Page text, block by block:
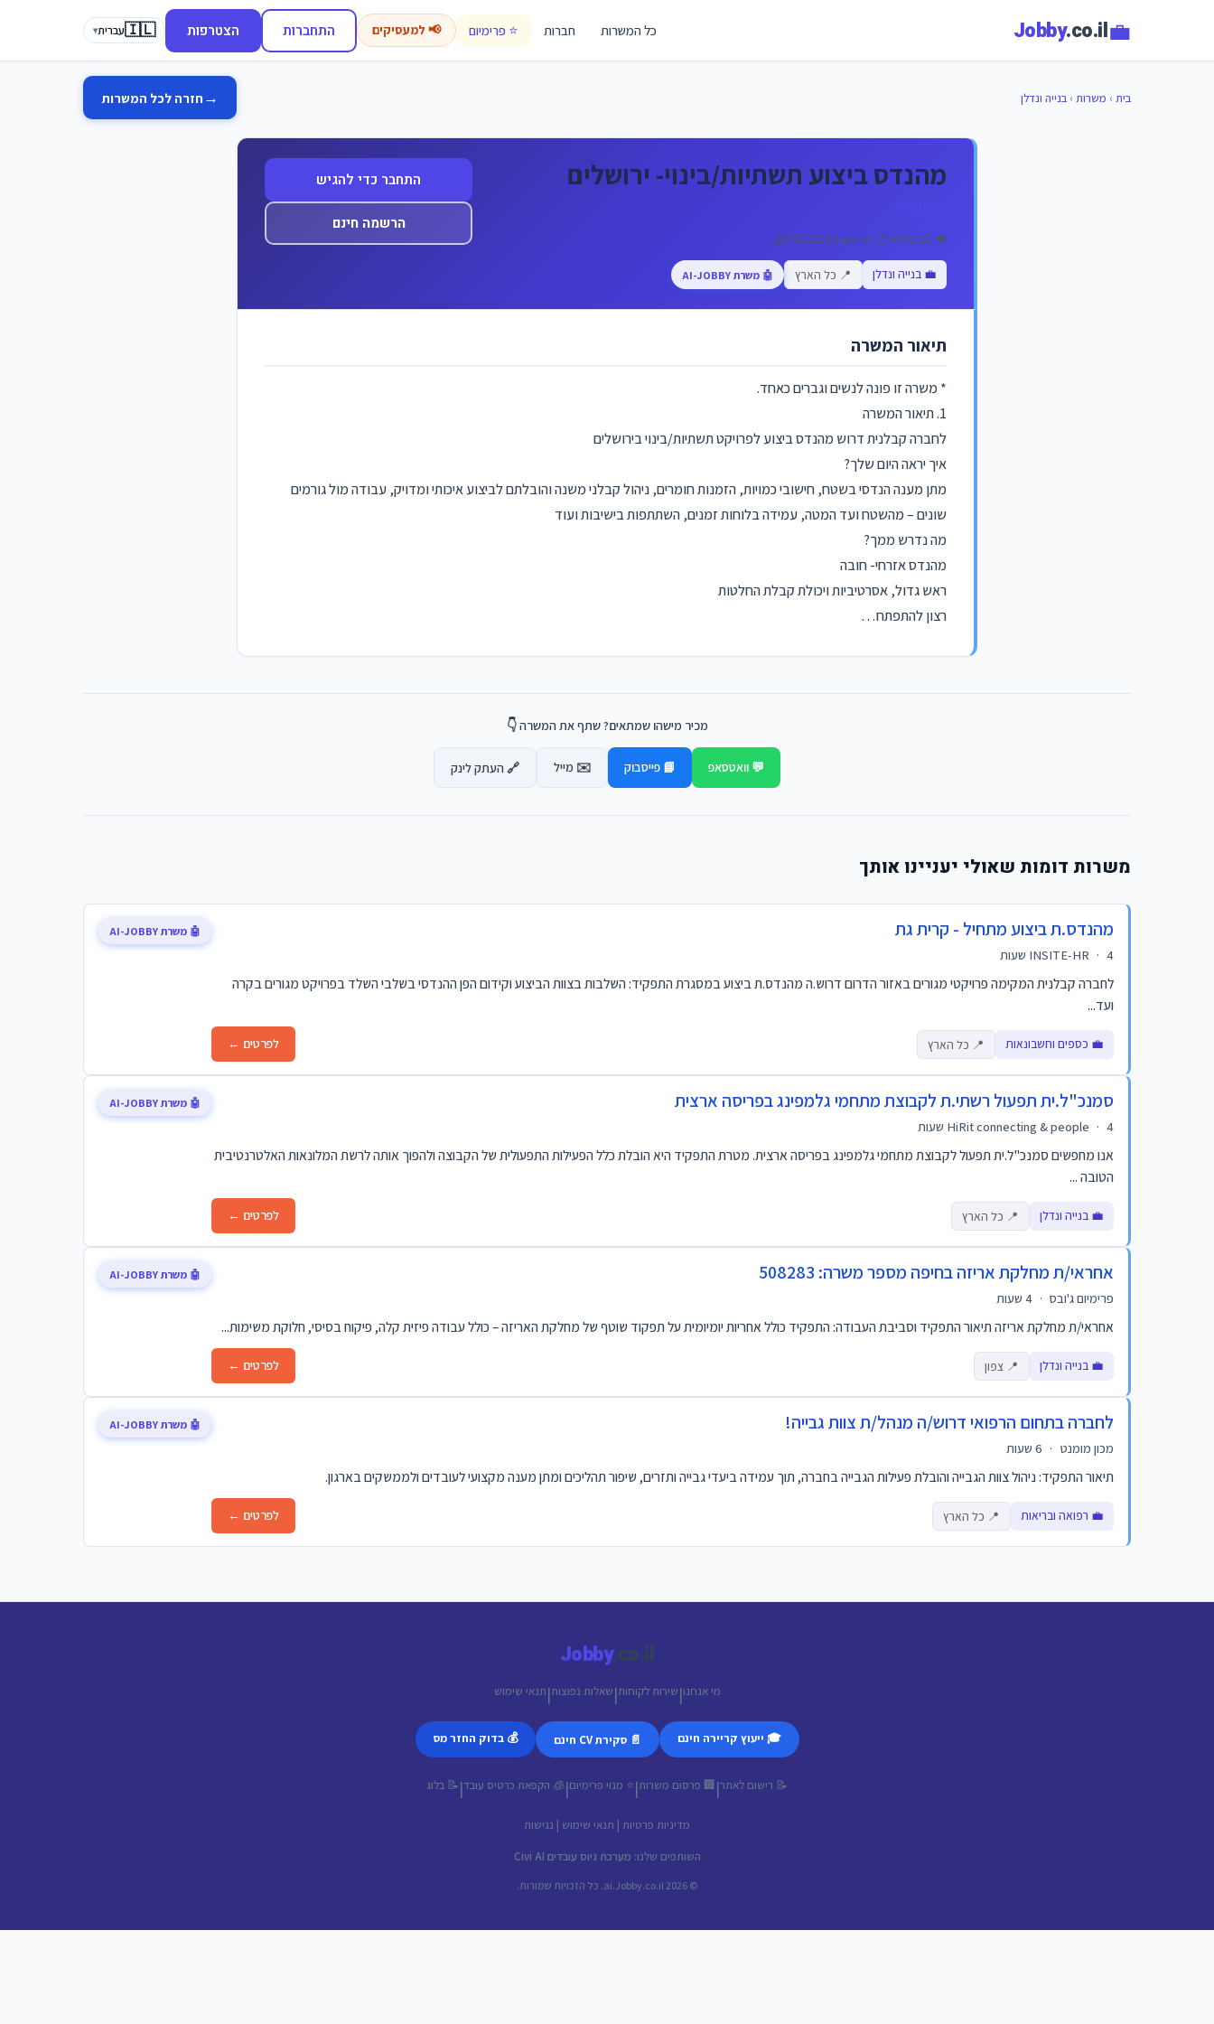
💼
Jobby.co.il כל המשרות חברות ⭐ פרימיום 📢 למעסיקים התחברות הצטרפות 🇮🇱עברית▾
בית › משרות › בנייה ונדלן →חזרה לכל המשרות
מהנדס ביצוע תשתיות/בינוי- ירושלים
👁️ 15 צפיות 🕐 פורסם 16/02/2026
💼 בנייה ונדלן 📍 כל הארץ 🤖 משרת AI-JOBBY
התחבר כדי להגיש
הרשמה חינם
תיאור המשרה
* משרה זו פונה לנשים וגברים כאחד.
1. תיאור המשרה
לחברה קבלנית דרוש מהנדס ביצוע לפרויקט תשתיות/בינוי בירושלים
איך יראה היום שלך?
מתן מענה הנדסי בשטח, חישובי כמויות, הזמנות חומרים, ניהול קבלני משנה והובלתם לביצוע איכותי ומדויק, עבודה מול גורמים
שונים – מהשטח ועד המטה, עמידה בלוחות זמנים, השתתפות בישיבות ועוד
מה נדרש ממך?
מהנדס אזרחי- חובה
ראש גדול, אסרטיביות ויכולת קבלת החלטות
רצון להתפתח…
מכיר מישהו שמתאים? שתף את המשרה 👇
💬 וואטסאפ 📘 פייסבוק ✉️ מייל 🔗 העתק לינק
משרות דומות שאולי יעניינו אותך
מהנדס.ת ביצוע מתחיל - קרית גת
INSITE-HR · 4 שעות
לחברה קבלנית המקימה פרויקטי מגורים באזור הדרום דרוש.ה מהנדס.ת ביצוע במסגרת התפקיד: השלבות בצוות הביצוע וקידום הפן ההנדסי בשלבי השלד בפרויקט מגורים בקרה
ועד...
💼 כספים וחשבונאות 📍 כל הארץ לפרטים ←
🤖 משרת AI-JOBBY
סמנכ"ל.ית תפעול רשתי.ת לקבוצת מתחמי גלמפינג בפריסה ארצית
HiRit connecting & people · 4 שעות
אנו מחפשים סמנכ"ל.ית תפעול לקבוצת מתחמי גלמפינג בפריסה ארצית. מטרת התפקיד היא הובלת כלל הפעילות התפעולית של הקבוצה ולהפוך אותה לרשת המלונאות האלטרנטיבית
הטובה ...
💼 בנייה ונדלן 📍 כל הארץ לפרטים ←
🤖 משרת AI-JOBBY
אחראי/ת מחלקת אריזה בחיפה מספר משרה: 508283
פרימיום ג'ובס ·
אחראי/ת מחלקת אריזה תיאור התפקיד וסביבת העבודה: התפקיד כולל אחריות יומיומית על תפקוד שוטף של מחלקת האריזה – כולל עבודה פיזית קלה, פיקוח בסיסי, חלוקת משימות...
💼 בנייה ונדלן 📍 צפון לפרטים ←
🤖 משרת AI-JOBBY
לחברה בתחום הרפואי דרוש/ה מנהל/ת צוות גבייה!
מכון מומנט ·
תיאור התפקיד: ניהול צוות הגבייה והובלת פעילות הגבייה בחברה, תוך עמידה ביעדי גבייה ותזרים, שיפור תהליכים ומתן מענה מקצועי לעובדים ולממשקים בארגון.
💼 רפואה ובריאות 📍 כל הארץ לפרטים ←
🤖 משרת AI-JOBBY
Jobby.co.il
מי אנחנו|שירות לקוחות|שאלות נפוצות|תנאי שימוש
🎓 ייעוץ קריירה חינם 📄 סקירת CV חינם 💰 בדוק החזר מס
📝 רישום לאתר| 🏢 פרסום משרות|⭐ מנוי פרימיום|🧊 הקפאת כרטיס עובד|📝 בלוג
מדיניות פרטיות | תנאי שימוש | נגישות
השותפים שלנו: מערכת גיוס עובדים Civi AI
© 2026 ai.Jobby.co.il. כל הזכויות שמורות.